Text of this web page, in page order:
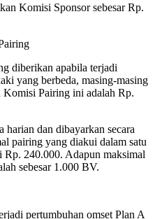
Komisi Sponsor sebesar Rp.
diberikan apabila terjadi
yang berbeda, masing-masing
Komisi Pairing ini adalah Rp.
dan dibayarkan secara
pairing yang diakui dalam satu
Rp. 240.000. Adapun maksimal
sebesar 1.000 BV.
pertumbuhan omset Plan A